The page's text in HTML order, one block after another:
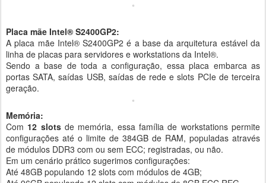
Placa mãe Intel® S2400GP2:
A placa mãe Intel® S2400GP2 é a base da arquitetura estável da
linha de placas para servidores e workstations da Intel®.
Sendo a base de toda a configuração, essa placa embarca as
portas SATA, saídas USB, saídas de rede e slots PCIe de terceira
geração.
Memória:
Com 12 slotsde memória, essa família de workstations permite
configurações até o limite de 384GB de RAM, populadas através
de módulos DDR3 com ou sem ECC; registradas, ou não.
Em um cenário prático sugerimos configurações:
Até 48GB populando 12 slots com módulos de 4GB;